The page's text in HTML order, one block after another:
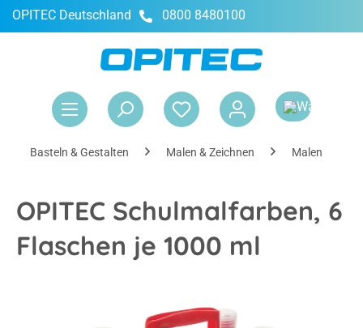
springen
OPITEC Deutschland 0800 8480100
Basteln & Gestalten Malen & Zeichnen Malen
OPITEC Schulmalfarben, 6
Flaschen je 1000 ml